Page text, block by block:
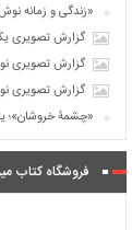
«زندگی و زمانه
گزارش تصویری
گزارش تصویری
گزارش تصویری
«چشمۀ خروشان»؛
فروشگاه کتاب